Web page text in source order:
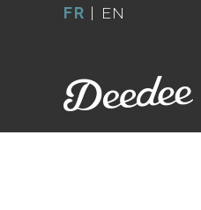
FR | EN